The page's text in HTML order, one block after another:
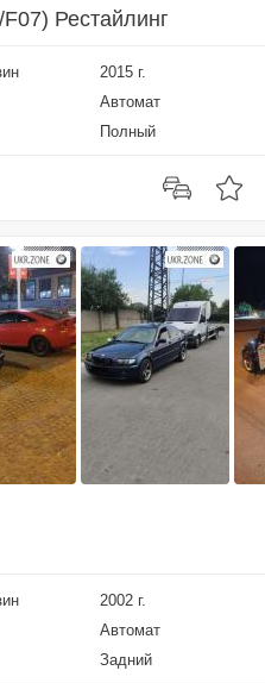
Рестайлинг
2015 г.
Автомат
Полный
2002 г.
Автомат
Задний